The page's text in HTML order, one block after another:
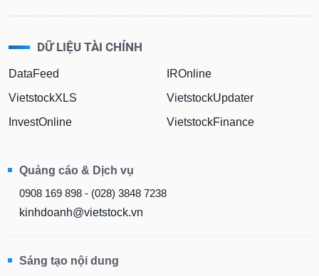
DỮ LIỆU TÀI CHÍNH
DataFeed
VietstockXLS
InvestOnline
IROnline
VietstockUpdater
VietstockFinance
Quảng cáo & Dịch vụ
0908 169 898 - (028) 3848 7238
kinhdoanh@vietstock.vn
Sáng tạo nội dung